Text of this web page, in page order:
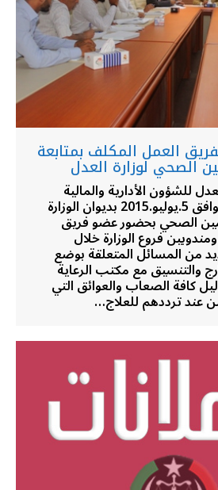
العمل المكلف بمتابعة
الصحي لوزارة العدل
للشؤون الأدارية والمالية
صباح يوم الأحد الموافق 5.يوليو.2015 بديوان الوزارة
الصحي بحضور عضو فريق
فروع الوزارة خلال
من المسائل المتعلقة بوضع
والتنسيق مع مكتب الرعاية
كافة الصعاب والعوائق التي
عند ترددهم للعلاج…